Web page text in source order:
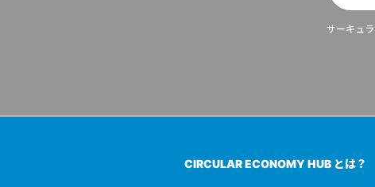
サーキュ
CIRCULAR ECONOMY HUB とは？